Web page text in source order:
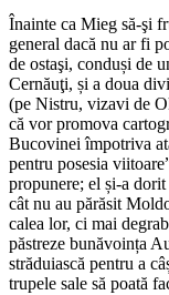
Înainte ca Mieg să-şi
general dacă nu ar fi
de ostaşi, conduși de
Cernăuţi, și a doua
(pe Nistru, vizavi de
că vor promova
Bucovinei împotriva
pentru posesia
propunere; el și-a
cât nu au părăsit
calea lor, ci mai
păstreze bunăvoința
străduiască pentru a
trupele sale să poată